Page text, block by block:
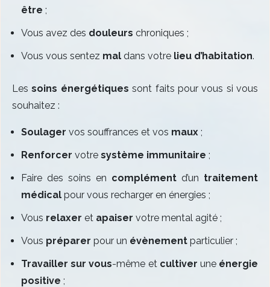
être ;
Vous avez des douleurs chroniques ;
Vous vous sentez mal dans votre lieu d’habitation.
Lessoins énergétiques sont faits pour vous si vous
souhaitez :
Soulager vos souffrances et vos maux ;
Renforcer votre système immunitaire ;
Faire des soins en complément d’un traitement
médical pour vous recharger en énergies ;
Vous relaxer et apaiser votre mental agité ;
Vous préparer pour un évènement particulier ;
Travailler sur vous-même et cultiver une énergie
positive ;